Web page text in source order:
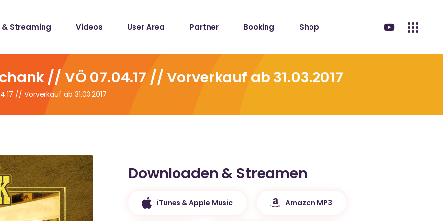
& Streaming Videos User Area Partner Booking Shop
// VÖ 07.04.17 // Vorverkauf ab 31.03.2017
// Vorverkauf ab 31.03.2017
Downloaden & Streamen
iTunes & Apple Music Amazon MP3